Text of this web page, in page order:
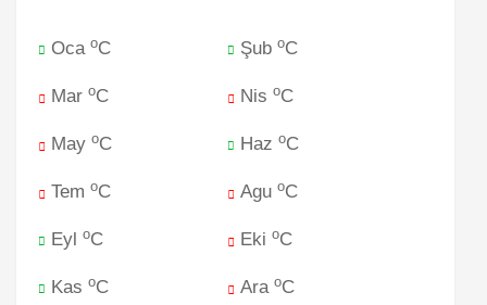
Oca oC ŞuboC
Mar oC NisoC
May oC HazoC
Tem oC AguoC
Eyl oC EkioC
Kas oC AraoC